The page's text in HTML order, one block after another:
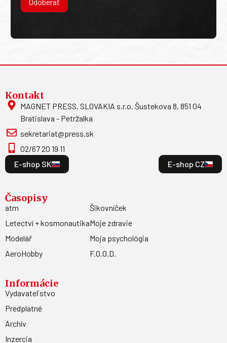
Odoberať
Kontakt
MAGNET PRESS, SLOVAKIA s.r.o. Šustekova 8, 851 04
Bratislava - Petržalka
sekretariat@press.sk
02/67 20 19 11
E-shop SK
E-shop CZ
Časopisy
atm
Letectví + kosmonautika
Modelář
AeroHobby
Šikovníček
Moje zdravie
Moja psychológia
F.O.O.D.
Informácie
Vydavateľstvo
Predplatné
Archív
Inzercia